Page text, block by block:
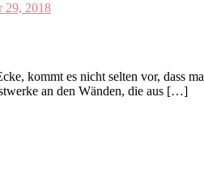
29, 2018
es nicht selten vor, dass
an den Wänden, die aus […]